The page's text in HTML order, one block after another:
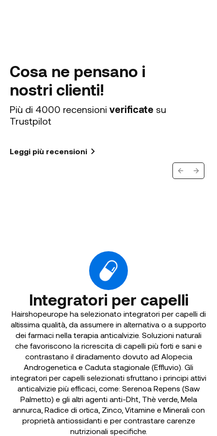
Cosa ne pensano i
nostri clienti!
Più di 4000 recensioni verificate su
Trustpilot
Leggi più recensioni
Previous
Next
Integratori per capelli
Hairshopeurope ha selezionato integratori per capelli di
altissima qualità, da assumere in alternativa o a supporto
dei farmaci nella terapia anticalvizie. Soluzioni naturali
che favoriscono la ricrescita di capelli più forti e sani e
contrastano il diradamento dovuto ad Alopecia
Androgenetica e Caduta stagionale (Effluvio). Gli
integratori per capelli selezionati sfruttano i principi attivi
anticalvizie più efficaci, come: Serenoa Repens (Saw
Palmetto) e gli altri agenti anti-Dht, Thè verde, Mela
annurca, Radice di ortica, Zinco, Vitamine e Minerali con
proprietà antiossidanti e per contrastare carenze
nutrizionali specifiche.